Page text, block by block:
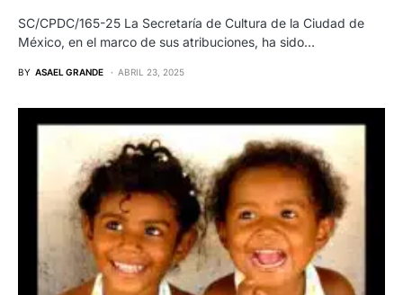
SC/CPDC/165-25 La Secretaría de Cultura de la Ciudad de
México, en el marco de sus atribuciones, ha sido…
BY ASAEL GRANDE ABRIL 23, 2025